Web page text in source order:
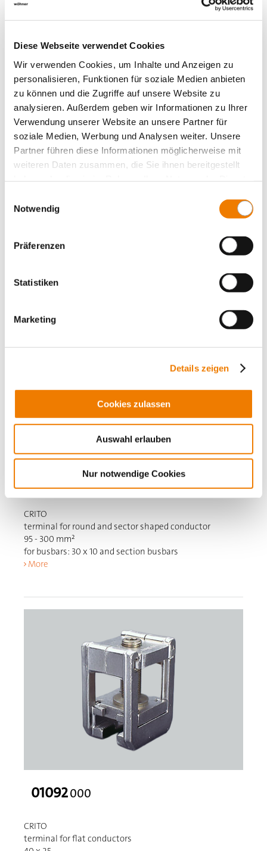
Diese Webseite verwendet Cookies
Wir verwenden Cookies, um Inhalte und Anzeigen zu
personalisieren, Funktionen für soziale Medien anbieten
zu können und die Zugriffe auf unsere Website zu
analysieren. Außerdem geben wir Informationen zu Ihrer
Verwendung unserer Website an unsere Partner für
soziale Medien, Werbung und Analysen weiter. Unsere
Partner führen diese Informationen möglicherweise mit
weiteren Daten zusammen, die Sie ihnen bereitgestellt
Notwendig
Präferenzen
Statistiken
Marketing
Details zeigen
Cookies zulassen
Auswahl erlauben
Nur notwendige Cookies
01759000
brace terminal
for busbars: 20, 25, 30 x 5, 10 and section busbars
More
000
CRITO
terminal for round and sector shaped conductor
95 - 300 mm²
for busbars: 30 x 10 and section busbars
More
01092000
CRITO
terminal for flat conductors